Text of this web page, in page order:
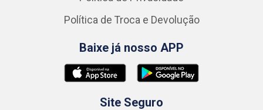
Política de Troca e Devolução
Baixe já nosso APP
Site Seguro